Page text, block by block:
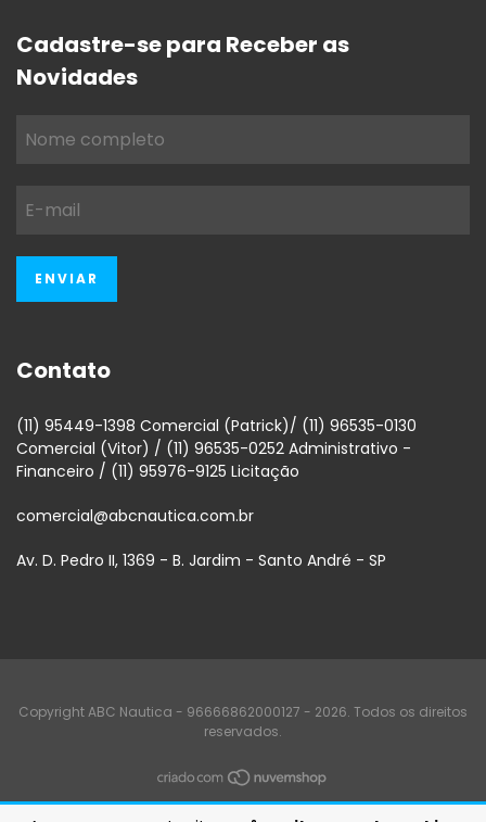
Cadastre-se para Receber as
Novidades
Contato
(11) 95449-1398 Comercial (Patrick)/ (11) 96535-0130
Comercial (Vitor) / (11) 96535-0252 Administrativo -
Financeiro / (11) 95976-9125 Licitação
comercial@abcnautica.com.br
Av. D. Pedro II, 1369 - B. Jardim - Santo André - SP
Copyright ABC Nautica - 96666862000127 - 2026. Todos os direitos
reservados.